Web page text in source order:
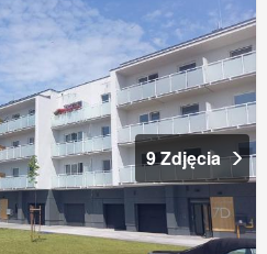
9 Zdjęcia